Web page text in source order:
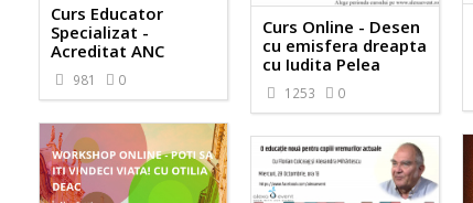
Curs Educator
Specializat -
Acreditat ANC
981 0
Curs Online - Desen
cu emisfera dreapta
cu Iudita Pelea
1253 0